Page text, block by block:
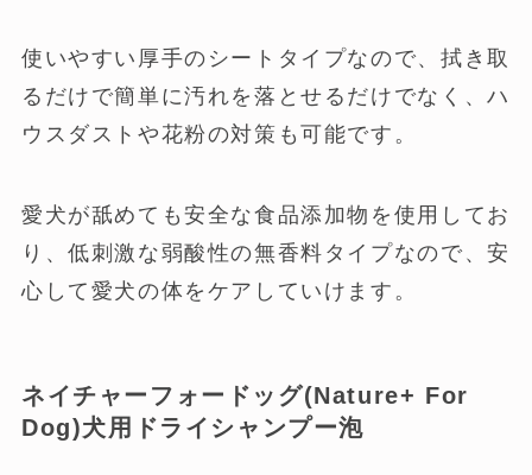
使いやすい厚手のシートタイプなので、拭き取
るだけで簡単に汚れを落とせるだけでなく、ハ
ウスダストや花粉の対策も可能です。
愛犬が舐めても安全な食品添加物を使用してお
り、低刺激な弱酸性の無香料タイプなので、安
心して愛犬の体をケアしていけます。
ネイチャーフォードッグ(Nature+ For
Dog)犬用ドライシャンプー泡